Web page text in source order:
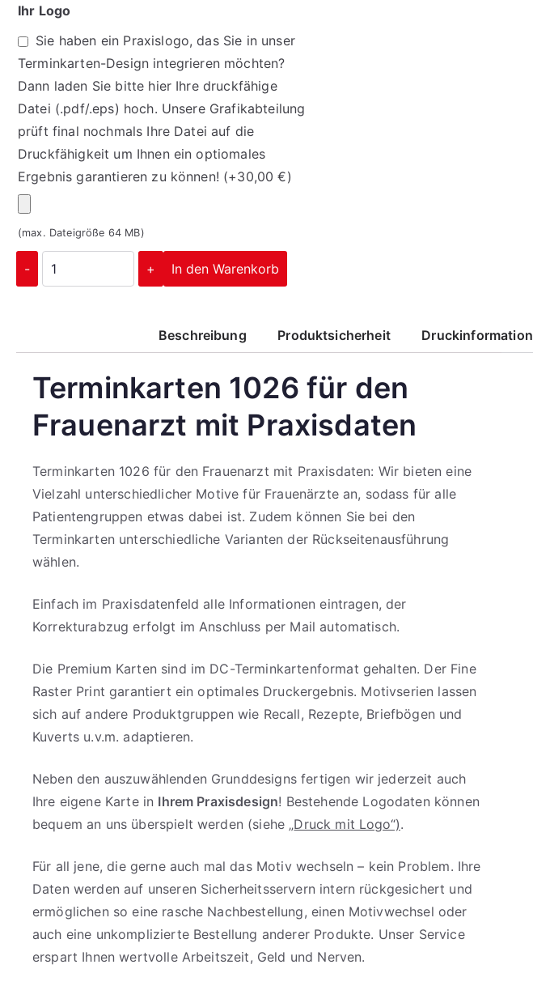
Ihr Logo
Sie haben ein Praxislogo, das Sie in unser
Terminkarten-Design integrieren möchten?
Dann laden Sie bitte hier Ihre druckfähige
Datei (.pdf/.eps) hoch. Unsere Grafikabteilung
prüft final nochmals Ihre Datei auf die
Druckfähigkeit um Ihnen ein optiomales
Ergebnis garantieren zu können! (+30,00€)
(max. Dateigröße 64 MB)
- + In den Warenkorb
Beschreibung Produktsicherheit Druckinformation
Terminkarten 1026 für den
Frauenarzt mit Praxisdaten
Terminkarten 1026 für den Frauenarzt mit Praxisdaten: Wir bieten eine
Vielzahl unterschiedlicher Motive für Frauenärzte an, sodass für alle
Patientengruppen etwas dabei ist. Zudem können Sie bei den
Terminkarten unterschiedliche Varianten der Rückseitenausführung
wählen.
Einfach im Praxisdatenfeld alle Informationen eintragen, der
Korrekturabzug erfolgt im Anschluss per Mail automatisch.
Die Premium Karten sind im DC-Terminkartenformat gehalten. Der Fine
Raster Print garantiert ein optimales Druckergebnis. Motivserien lassen
sich auf andere Produktgruppen wie Recall, Rezepte, Briefbögen und
Kuverts u.v.m. adaptieren.
Neben den auszuwählenden Grunddesigns fertigen wir jederzeit auch
Ihre eigene Karte in Ihrem Praxisdesign! Bestehende Logodaten können
bequem an uns überspielt werden (siehe „Druck mit Logo“).
Für all jene, die gerne auch mal das Motiv wechseln – kein Problem. Ihre
Daten werden auf unseren Sicherheitsservern intern rückgesichert und
ermöglichen so eine rasche Nachbestellung, einen Motivwechsel oder
auch eine unkomplizierte Bestellung anderer Produkte. Unser Service
erspart Ihnen wertvolle Arbeitszeit, Geld und Nerven.